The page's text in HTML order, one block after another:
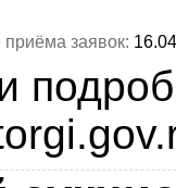
заявок: